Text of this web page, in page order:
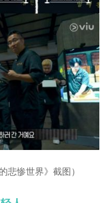
悲惨世界》截图）